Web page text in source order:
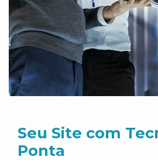
Seu Site com
Ponta